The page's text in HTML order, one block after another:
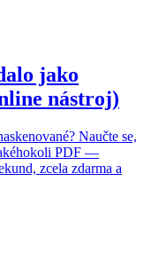
jako
nástroj)
Naučte se,
PDF —
zcela zdarma a